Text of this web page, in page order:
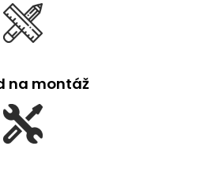
na montáž